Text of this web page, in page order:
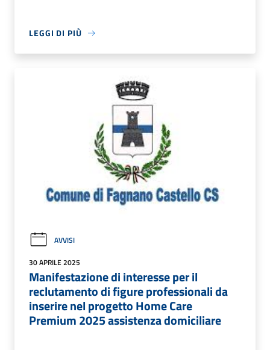
LEGGI DI PIÙ
AVVISI
30 APRILE 2025
Manifestazione di interesse per il
reclutamento di figure professionali da
inserire nel progetto Home Care
Premium 2025 assistenza domiciliare